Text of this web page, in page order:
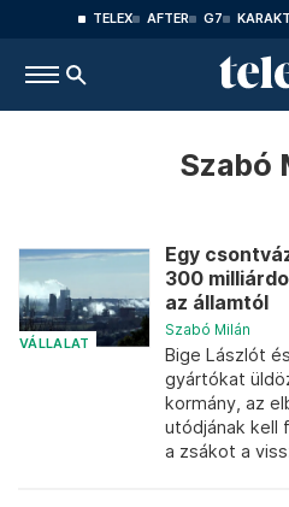
TELEX AFTER G7
Szabó
VÁLLALAT
Egy
300
az államtól
Szabó Milán
Bige Lászlót
gyártókat
kormány, az
utódjának kell
a zsákot a